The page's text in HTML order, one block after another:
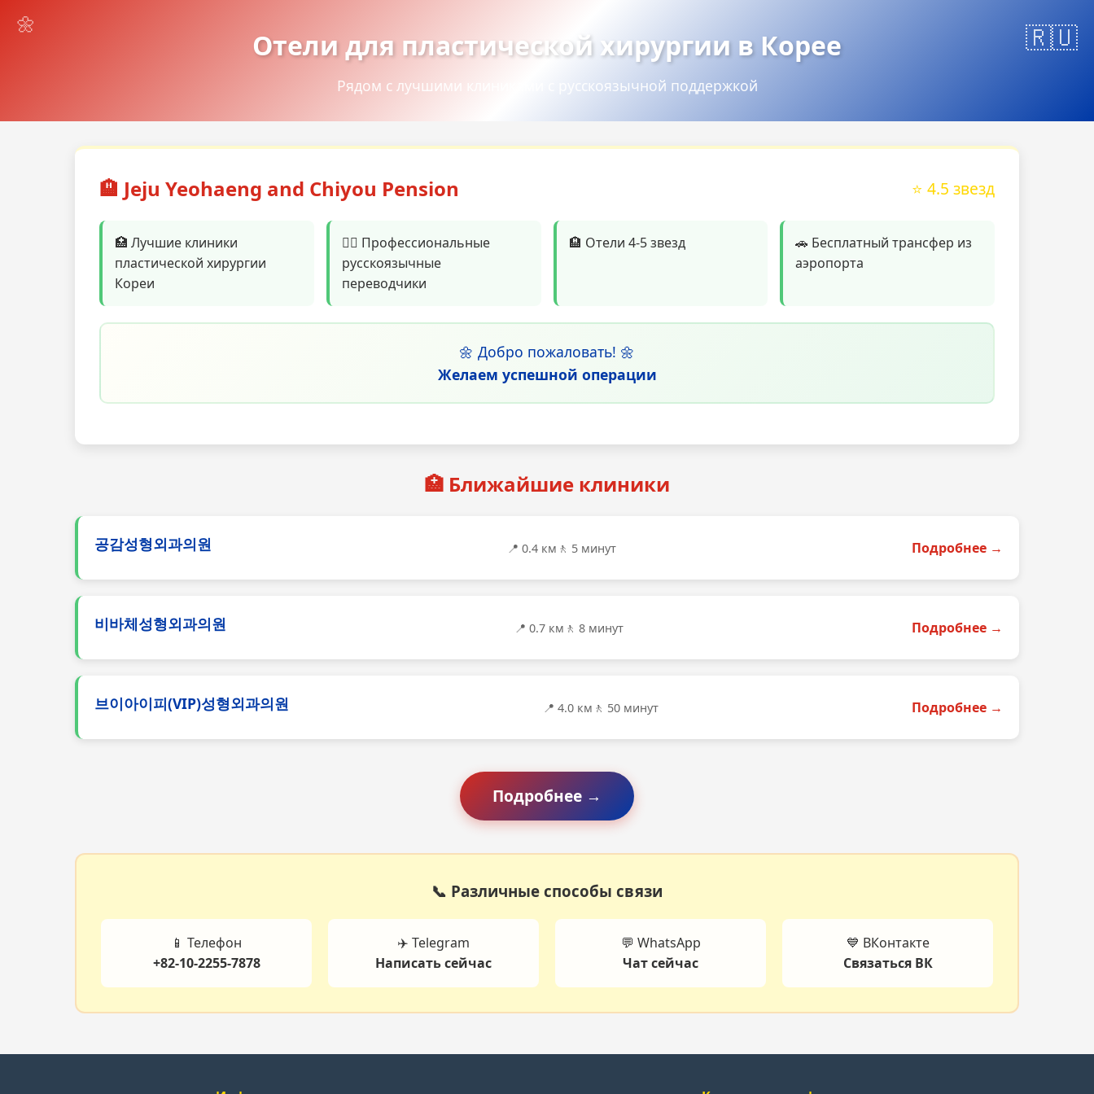
Отели для пластической хирургии в Корее
Рядом с лучшими клиниками с русскоязычной поддержкой
🏨 Jeju Yeohaeng and Chiyou Pension ⭐ 4.5 звезд
🏥 Лучшие клиники
пластической хирургии
Кореи
👨‍⚕️ Профессиональные
русскоязычные
переводчики
🏨 Отели 4-5 звезд
🚗 Бесплатный трансфер из
аэропорта
🌼 Добро пожаловать! 🌼
Желаем успешной операции
🏥 Ближайшие клиники
공감성형외과의원 📍 0.4 км 🚶 5 минут Подробнее →
비바체성형외과의원 📍 0.7 км 🚶 8 минут Подробнее →
브이아이피(VIP)성형외과의원 📍 4.0 км 🚶 50 минут Подробнее →
Подробнее →
📞 Различные способы связи
📱 Телефон
+82-10-2255-7878
✈️ Telegram
Написать сейчас
💬 WhatsApp
Чат сейчас
💙 ВКонтакте
Связаться ВК